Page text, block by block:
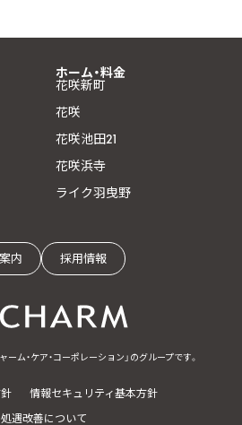
ホーム・料金
花咲新町
花咲
花咲池田21
花咲浜寺
ライク羽曳野
内 採用情報
ム・ケア・コーポレーション」のグループです。
情報セキュリティ基本方針
遇改善について